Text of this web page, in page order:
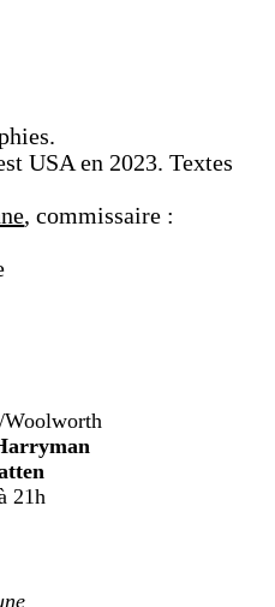
USA en 2023. Textes
, commissaire :
Woolworth
21h